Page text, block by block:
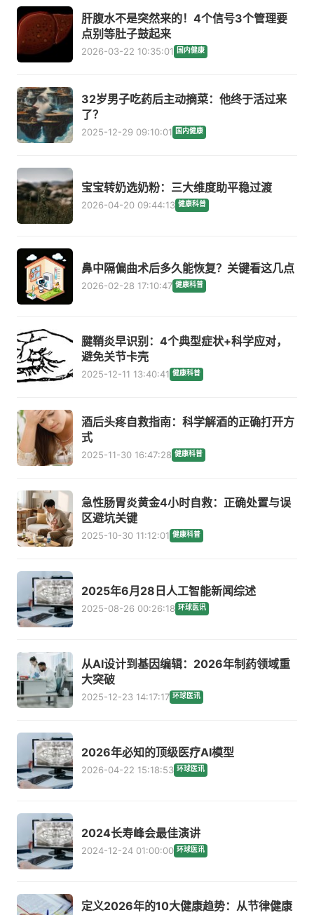
肝腹水不是突然来的！4个信号3个管理要
点别等肚子鼓起来
2026-03-22 10:35:01 国内健康
32岁男子吃药后主动摘菜：他终于活过来
了？
2025-12-29 09:10:01 国内健康
宝宝转奶选奶粉：三大维度助平稳过渡
2026-04-20 09:44:13 健康科普
鼻中隔偏曲术后多久能恢复？关键看这几点
2026-02-28 17:10:47 健康科普
腱鞘炎早识别：4个典型症状+科学应对，
避免关节卡壳
2025-12-11 13:40:41 健康科普
酒后头疼自救指南：科学解酒的正确打开方
式
2025-11-30 16:47:28 健康科普
急性肠胃炎黄金4小时自救：正确处置与误
区避坑关键
2025-10-30 11:12:01 健康科普
2025年6月28日人工智能新闻综述
2025-08-26 00:26:18 环球医讯
从AI设计到基因编辑：2026年制药领域重
大突破
2025-12-23 14:17:17 环球医讯
2026年必知的顶级医疗AI模型
2026-04-22 15:18:53 环球医讯
2024长寿峰会最佳演讲
2024-12-24 01:00:00 环球医讯
定义2026年的10大健康趋势：从节律健康